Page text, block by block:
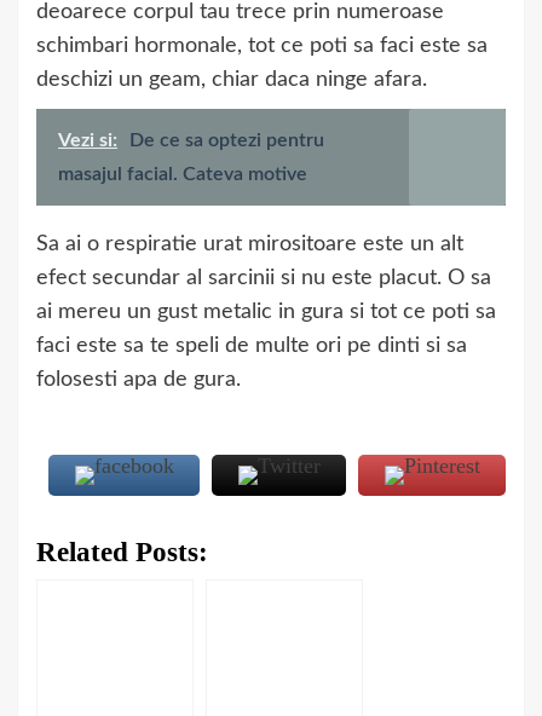
deoarece corpul tau trece prin numeroase
schimbari hormonale, tot ce poti sa faci este sa
deschizi un geam, chiar daca ninge afara.
Vezi si:
De ce sa optezi pentru
masajul facial. Cateva motive
Sa ai o respiratie urat mirositoare este un alt
efect secundar al sarcinii si nu este placut. O sa
ai mereu un gust metalic in gura si tot ce poti sa
faci este sa te speli de multe ori pe dinti si sa
folosesti apa de gura.
Related Posts: